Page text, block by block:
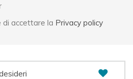
di accettare la Privacy policy